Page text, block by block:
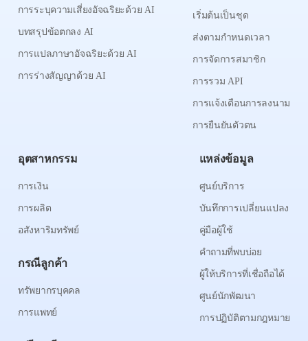
การระบุความเสี่ยงอัจฉริยะด้วย AI
บทสรุปข้อตกลง AI
การแปลภาษาอัจฉริยะด้วย AI
การร่างสัญญาด้วย AI
เริ่มต้นเป็นชุด
ส่งตามกำหนดเวลา
การจัดการสมาชิก
การรวม API
การแจ้งเตือนการลงนาม
การยืนยันตัวตน
อุตสาหกรรม
การเงิน
การผลิต
อสังหาริมทรัพย์
กรณีลูกค้า
ทรัพยากรบุคคล
การแพทย์
แหล่งข้อมูล
ศูนย์บริการ
บันทึกการเปลี่ยนแปลง
คู่มือผู้ใช้
คำถามที่พบบ่อย
ผู้ให้บริการที่เชื่อถือได้
ศูนย์นักพัฒนา
การปฏิบัติตามกฎหมาย